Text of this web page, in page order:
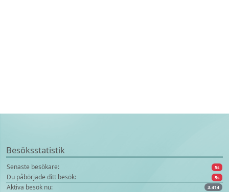
Besöksstatistik
Senaste besökare: 10s
Du påbörjade ditt besök: 10s
Aktiva besök nu: 3.414